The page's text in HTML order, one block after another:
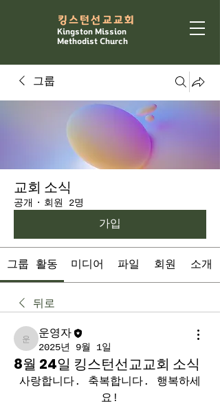
​킹스턴선교교회
Kingston Mission
Methodist Church
그룹
교회 소식
공개 · 회원 2명
가입
그룹 활동 미디어 파일 회원 소개
뒤로
운영자
운영자
2025년 9월 1일
8월 24일 킹스턴선교교회 소식
사랑합니다. 축복합니다. 행복하세
요!